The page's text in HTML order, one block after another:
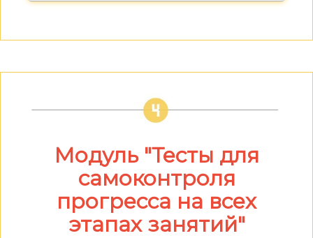
Модуль "Тесты для
самоконтроля
прогресса на всех
этапах занятий"